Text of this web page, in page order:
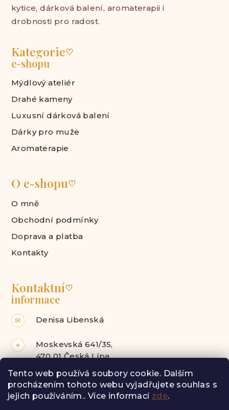
Tento web používá soubory cookie. Dalším
procházením tohoto webu vyjadřujete souhlas s
jejich používáním.. Více informací zde.
kytice, dárková balení, aromaterapii i
drobnosti pro radost.
Kategorie♡
e-shopu
Mýdlový ateliér
Drahé kameny
Luxusní dárková balení
Dárky pro muže
Aromaterapie
O e-shopu♡
O mně
Obchodní podmínky
Doprava a platba
Kontakty
Kontaktní♡
informace
✉ Denisa Libenská
⌖
Moskevská 641/35,
470 01 Česká Lípa
Facebook Instagram